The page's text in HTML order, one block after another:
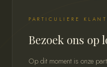
PARTICULIERE
Bezoek ons op
Op dit moment is onze